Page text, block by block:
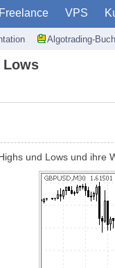
Freelance VPS
Algotrading-Buch
Lows
und Lows und ihre